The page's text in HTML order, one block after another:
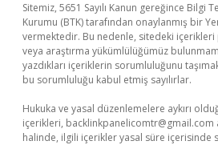
Sitemiz, 5651 Sayılı Kanun gereğince Bilgi
Kurumu (BTK) tarafından onaylanmış bir
vermektedir. Bu nedenle, sitedeki
veya araştırma yükümlülüğümüz
yazdıkları içeriklerin sorumluluğunu
bu sorumluluğu kabul etmiş sayılırlar.
Hukuka ve yasal düzenlemelere aykırı
içerikleri, backlinkpanelicomtr@gmail.com
halinde, ilgili içerikler yasal süre içerisinde